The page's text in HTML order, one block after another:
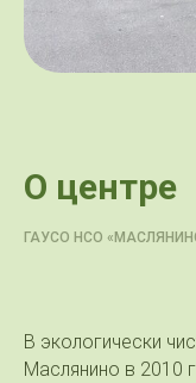
О центре
ГАУСО НСО
В экологически
Маслянино в 2010